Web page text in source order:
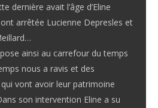
dernière avait l’âge d’Eline
arrêtée Lucienne Depresles et
ainsi au carrefour du temps
nous a ravis et des
vont avoir leur patrimoine
son intervention Eline a su